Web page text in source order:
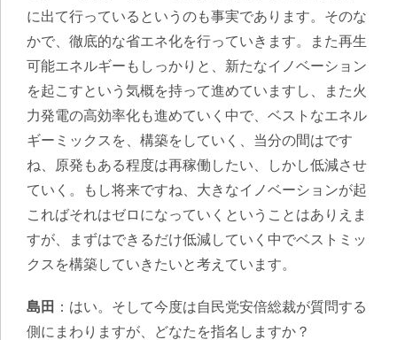
に出て行っているというのも事実であります。そのな
かで、徹底的な省エネ化を行っていきます。また再生
可能エネルギーもしっかりと、新たなイノベーション
を起こすという気概を持って進めていますし、また火
力発電の高効率化も進めていく中で、ベストなエネル
ギーミックスを、構築をしていく、当分の間はです
ね、原発もある程度は再稼働したい、しかし低減させ
ていく。もし将来ですね、大きなイノベーションが起
こればそれはゼロになっていくということはありえま
すが、まずはできるだけ低減していく中でベストミッ
クスを構築していきたいと考えています。
島田 ：はい。そして今度は自民党安倍総裁が質問する
側にまわりますが、どなたを指名しますか？